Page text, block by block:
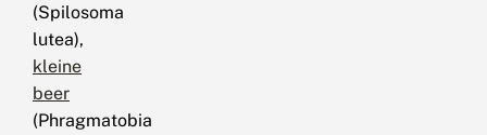
(Spilosoma
lutea),
kleine
beer
(Phragmatobia